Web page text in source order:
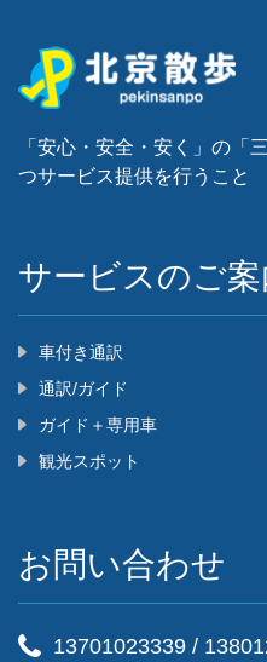
「安心・安全・安く」の「
つサービス提供を行うこと
サービスのご案
車付き通訳
通訳/ガイド
ガイド＋専用車
観光スポット
お問い合わせ
13701023339 /